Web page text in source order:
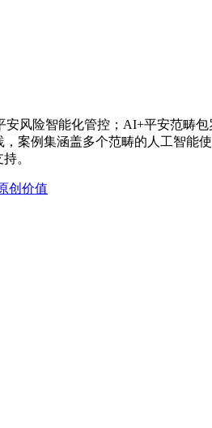
险智能化管控；AI+平安范畴包
案例集涵盖多个范畴的人工智能
。
创价值